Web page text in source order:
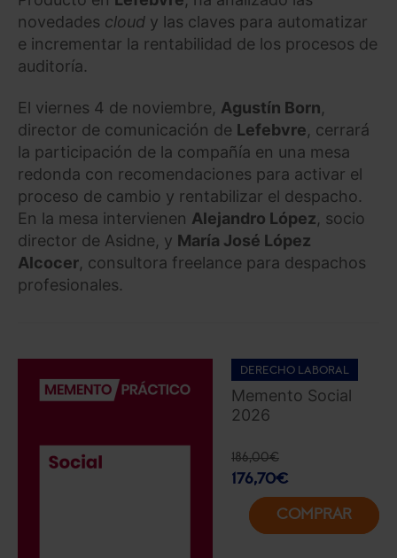
novedades cloud y las claves para automatizar
e incrementar la rentabilidad de los procesos de
auditoría.
El viernes 4 de noviembre, Agustín Born,
director de comunicación de Lefebvre, cerrará
la participación de la compañía en una mesa
redonda con recomendaciones para activar el
proceso de cambio y rentabilizar el despacho.
En la mesa intervienen Alejandro López, socio
director de Asidne, y María José López
Alcocer, consultora freelance para despachos
profesionales.
DERECHO LABORAL
Memento Social
2026
186,00€
176,70€
COMPRAR